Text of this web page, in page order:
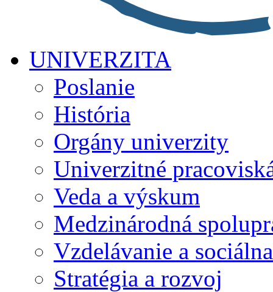
UNIVERZITA
Poslanie
História
Orgány univerzity
Univerzitné
Veda a výskum
Medzinárodná
Vzdelávanie a
Stratégia a rozvoj